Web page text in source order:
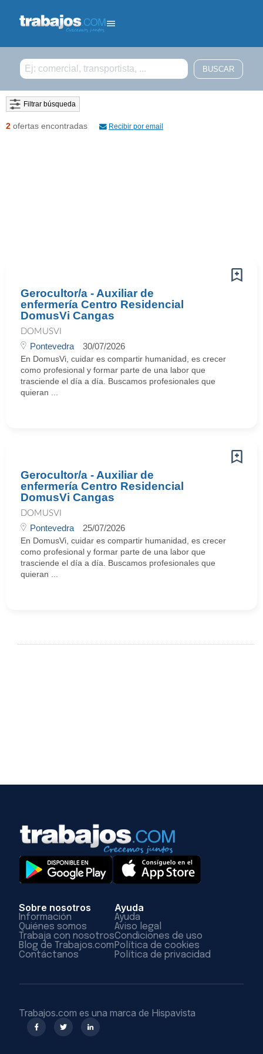
Filtrar búsqueda
2 ofertas encontradas Recibir por email
Gerocultor/a - Auxiliar de
enfermería Centro Residencial
DomusVi Cangas
DOMUSVI
Pontevedra 30/07/2026
En DomusVi, cuidar es compartir humanidad, es crecer
como profesional y formar parte de una labor que
trasciende el día a día. Buscamos profesionales que
quieran ...
Gerocultor/a - Auxiliar de
enfermería Centro Residencial
DomusVi Cangas
DOMUSVI
Pontevedra 25/07/2026
En DomusVi, cuidar es compartir humanidad, es crecer
como profesional y formar parte de una labor que
trasciende el día a día. Buscamos profesionales que
quieran ...
Sobre nosotros
Información
Quiénes somos
Trabaja con nosotros
Blog de Trabajos.com
Contáctanos
Ayuda
Ayuda
Aviso legal
Condiciones de uso
Política de cookies
Política de privacidad
Trabajos.com es una marca de Hispavista